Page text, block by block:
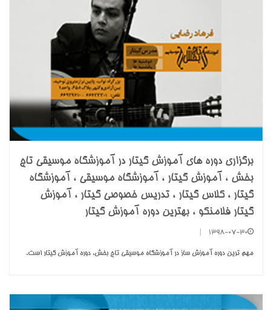
برگزاری دوره های آموزش گیتار در آموزشگاه موسیقی تاج
بخش ، آموزش گیتار ، آموزشگاه موسیقی ، آموزشگاه
گیتار ، کلاس گیتار ، تدریس خصوصی گیتار ، آموزش
گیتار فلامنکو ، بهترین دوره آموزش گیتار
1398-07-30
مهم ترین دوره آموزش ساز در آموزشگاه موسیقی تاج بخش، دوره آموزش گیتار است.